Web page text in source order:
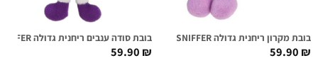
בובת מקרון ריחנית גדולה MACI MACARON SUPER SNIFFER
59.90₪
בובת סודה ענבים ריחנית גדולה IZZY SODALICIOUS SUPER SNIFFER
59.90₪